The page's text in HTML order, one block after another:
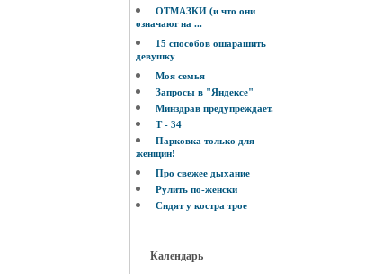
ОТМАЗКИ (и что они
означают на ...
15 способов ошарашить
девушку
Моя семья
Запросы в "Яндексе"
Минздрав предупреждает.
Т - 34
Парковка только для
женщин!
Про свежее дыхание
Рулить по-женски
Сидят у костра трое
Календарь